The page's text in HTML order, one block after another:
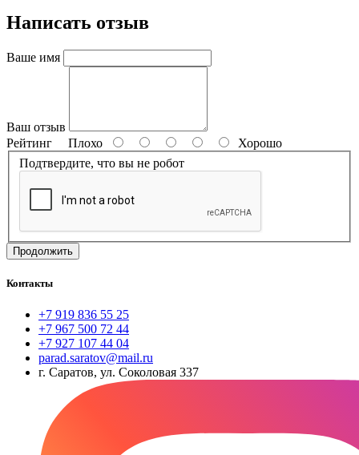
Написать отзыв
Ваше имя
Ваш отзыв
Рейтинг Плохо
Хорошо
Подтвердите, что вы не робот
Продолжить
Контакты
+7 919 836 55 25
+7 967 500 72 44
+7 927 107 44 04
parad.saratov@mail.ru
г. Саратов, ул. Соколовая 337